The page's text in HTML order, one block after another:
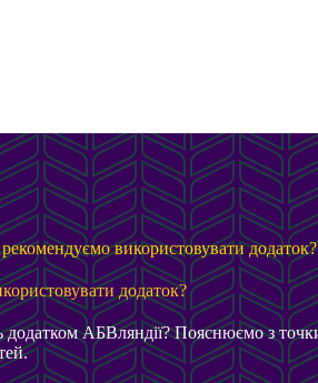
використовувати додаток?
додаток?
додатком АБВляндії? Пояснюємо з